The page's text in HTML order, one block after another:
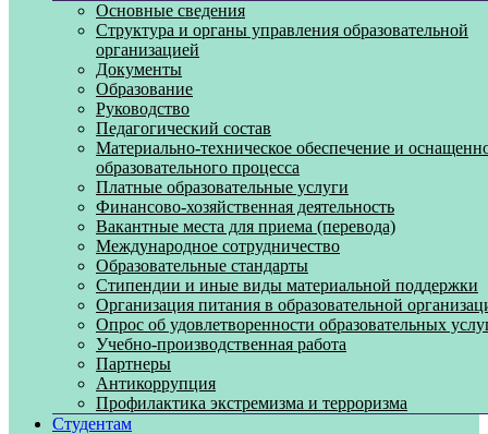
Основные сведения
Структура и органы управления образовательной
организацией
Документы
Образование
Руководство
Педагогический состав
Материально-техническое обеспечение и
образовательного процесса
Платные образовательные услуги
Финансово-хозяйственная деятельность
Вакантные места для приема (перевода)
Международное сотрудничество
Образовательные стандарты
Стипендии и иные виды материальной поддержки
Организация питания в образовательной
Опрос об удовлетворенности образовательных
Учебно-производственная работа
Партнеры
Антикоррупция
Профилактика экстремизма и терроризма
Студентам